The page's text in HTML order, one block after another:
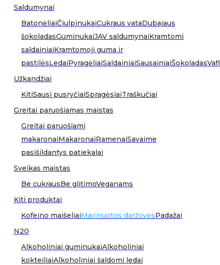
Saldumynai
BatonėliaiČiulpinukaiCukraus vataDubajaus
šokoladasGuminukaiJAV saldumynaiKramtomi
saldainiaiKramtomoji guma ir
pastilėsLedaiPyragėliaiSaldainiaiSausainiaiŠokoladas
Užkandžiai
KitiSausi pusryčiaiSpragėsiaiTraškučiai
Greitai paruošiamas maistas
Greitai paruošiami
makaronaiMakaronaiRamenaiSavaime
pasišildantys patiekalai
Sveikas maistas
Be cukrausBe glitimoVeganams
Kiti produktai
Kofeino maišeliaiMarinuotos daržovėsPadažai
N20
Alkoholiniai guminukaiAlkoholiniai
kokteiliaiAlkoholiniai šaldomi ledai